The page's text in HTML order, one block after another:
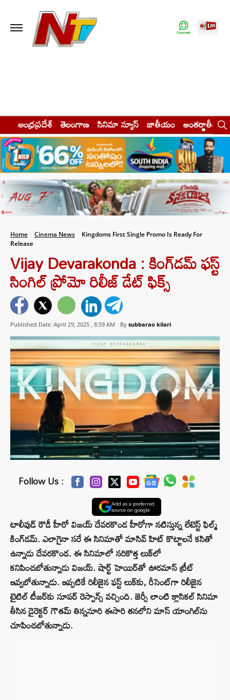
ఆంధ్రప్రదేశ్ తెలంగాణ సినిమా న్యూస్ జాతీయం అంతర్జాతీయం
Home Cinema News
Kingdoms First Single Promo Is Ready For
Release
Vijay Devarakonda : కింగ్‌డ‌మ్ ఫస్ట్
సింగిల్ ప్రోమో రిలీజ్ డేట్ ఫిక్స్
Published Date :April 29, 2025 , 8:59 AM By subbarao kilari
Follow Us :
Add as a preferred
source on google
టాలీవుడ్ రౌడీ హీరో విజ‌య్ దేవ‌ర‌కొండ హీరోగా న‌టిస్తున్న లేటెస్ట్ ఫిల్మ్
కింగ్‌డ‌మ్. ఎలాగైనా సరే ఈ సినిమాతో మాసివ్ హిట్ కొట్టాలనే కసితో
ఉన్నాడు దేవరకొండ. ఈ సినిమాలో సరికొత్త లుక్‌లో
క‌నిపించ‌బోతున్నాడు విజయ్. షార్ట్ హెయిర్‌తో ఊరమాస్‌ ట్రీట్
ఇవ్వబోతున్నాడు. ఇప్ప‌టికే రిలీజైన ఫ‌స్ట్ లుక్‌కు, రీసెంట్‌గా రిలీజైన
టైటిల్ టీజ‌ర్‌కు సూపర్ రెస్పాన్స్ వ‌చ్చింది. జెర్సీ లాంటి క్లాసికల్ సినిమా
తీసిన డైరెక్టర్ గౌతమ్ తిన్ననూరి ఈసారి తనలోని మాస్ యాంగిల్‌ను
చూపించబోతున్నాడు.